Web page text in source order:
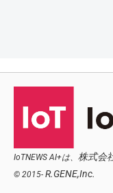
IoTNEWS AI+は、 株式会
© 2015- R.GENE,Inc.